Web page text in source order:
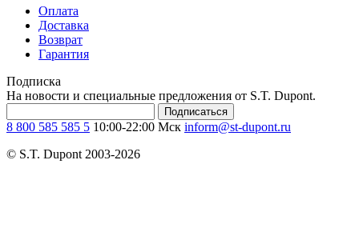
Оплата
Доставка
Возврат
Гарантия
Подписка
На новости и специальные предложения от S.T. Dupont.
Подписаться
8 800 585 585 5 10:00-22:00 Мск inform@st-dupont.ru
© S.T. Dupont 2003-2026